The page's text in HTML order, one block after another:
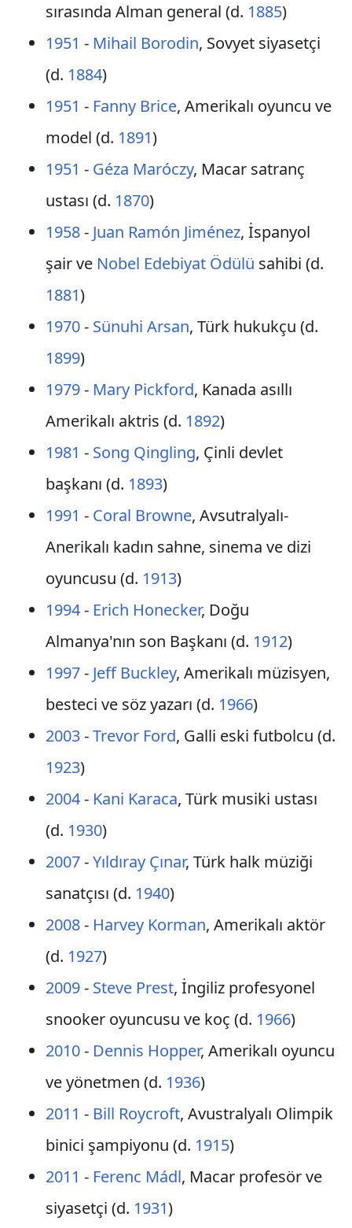
sırasında Alman general (d. 1885)
1951 - Mihail Borodin, Sovyet siyasetçi
(d. 1884)
1951 - Fanny Brice, Amerikalı oyuncu ve
model (d. 1891)
1951 - Géza Maróczy, Macar satranç
ustası (d. 1870)
1958- Juan Ramón Jiménez, İspanyol
şair ve Nobel Edebiyat Ödülü sahibi (d.
1881)
1970- Sünuhi Arsan, Türk hukukçu (d.
1899)
1979- Mary Pickford, Kanada asıllı
Amerikalı aktris (d. 1892)
1981 - Song Qingling, Çinli devlet
başkanı (d. 1893)
1991 - Coral Browne, Avsutralyalı-
Anerikalı kadın sahne, sinema ve dizi
oyuncusu (d. 1913)
1994- Erich Honecker, Doğu
Almanya'nın son Başkanı (d. 1912)
1997- Jeff Buckley, Amerikalı müzisyen,
besteci ve söz yazarı (d. 1966)
2003-Trevor Ford, Galli eski futbolcu (d.
1923)
2004- Kani Karaca, Türk musiki ustası
(d. 1930)
2007-Yıldıray Çınar, Türk halk müziği
sanatçısı (d. 1940)
2008- Harvey Korman, Amerikalı aktör
(d. 1927)
2009- Steve Prest, İngiliz profesyonel
snooker oyuncusu ve koç (d. 1966)
2010- Dennis Hopper, Amerikalı oyuncu
ve yönetmen (d. 1936)
2011 - Bill Roycroft, Avustralyalı Olimpik
binici şampiyonu (d. 1915)
2011 - Ferenc Mádl, Macar profesör ve
siyasetçi (d. 1931)